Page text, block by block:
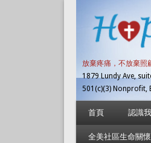
放棄疼痛，不放棄照
1879 Lundy Ave,
501(c)(3) Nonprofit,
首頁 認識
全美社區生命關